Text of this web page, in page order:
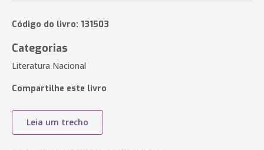
Código do livro: 131503
Categorias
Literatura Nacional
Compartilhe este livro
Leia um trecho